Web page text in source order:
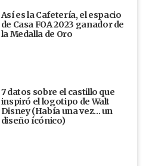
Así es la Cafetería, el espacio
de Casa FOA 2023 ganador de
la Medalla de Oro
7 datos sobre el castillo que
inspiró el logotipo de Walt
Disney (Había una vez... un
diseño ícónico)